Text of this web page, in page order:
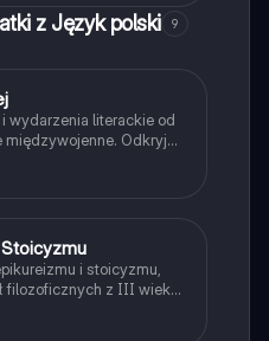
i rola filozofów jako
z Język polski 9
wydarzenia literackie od
Odkryj
pozytywizmu i innych
dla maturzystów
i stoicyzmu,
filozoficznych z III wieku
przyjemnością
oraz ideę